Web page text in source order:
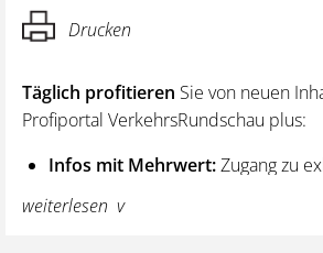
Drucken
Täglich profitieren Sie von neuen
Profiportal VerkehrsRundschau plus:
Infos mit Mehrwert:Zugang zu
und Hintergrundwissen – von
wie z. B. bei den Lenk- und
weiterlesen